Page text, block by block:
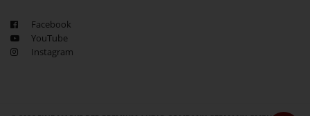
Facebook
YouTube
Instagram